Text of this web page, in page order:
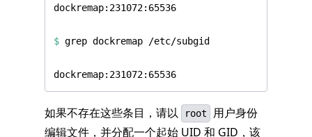
$
如果不存在这些条目，请以 root
用户身份
编辑文件，并分配一个起始 UID 和 GID，该